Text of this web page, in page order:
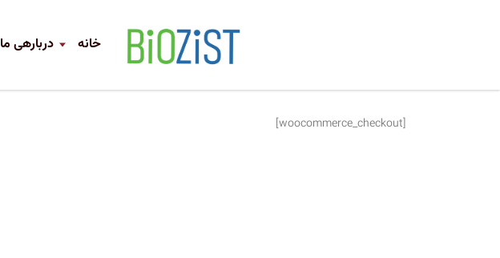
خانه دربارهی ما
[woocommerce_checkout]